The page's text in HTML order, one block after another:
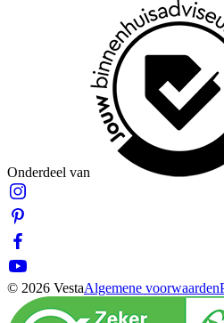
Onderdeel van
© 2026 VestaAlgemene voorwaarden